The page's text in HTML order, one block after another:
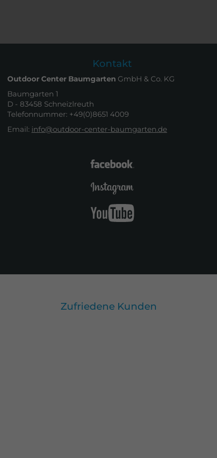
Kontakt
Outdoor Center Baumgarten GmbH & Co. KG
Baumgarten 1
D - 83458 Schneizlreuth
Telefonnummer: +49(0)8651 4009
Email: info@outdoor-center-baumgarten.de
Zufriedene Kunden